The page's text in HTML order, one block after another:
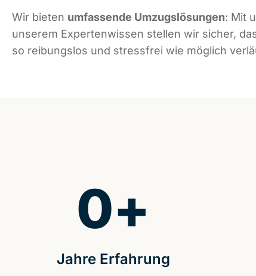
Wir bieten umfassende Umzugslösungen: Mit
unserem Expertenwissen stellen wir sicher,
so reibungslos und stressfrei wie möglich
Jahre Erfahrung
0+